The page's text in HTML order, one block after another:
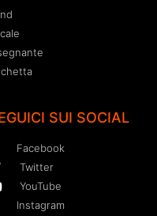
SUI SOCIAL
Facebook
Twitter
YouTube
Instagram